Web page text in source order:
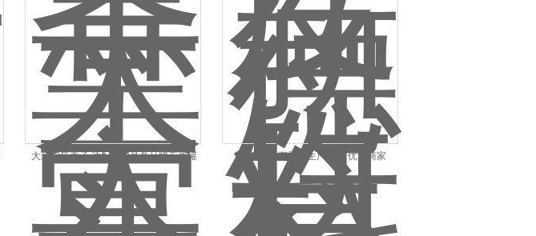
大量四氟盖子 适配各型号各品牌石墨罐 德氟 国内石墨管生产企业 优质商家